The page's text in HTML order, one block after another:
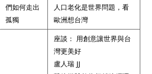
們如何走出
孤獨
人口老化是世界問題，看
歐洲想台灣
座談： 用創意讓世界與台
灣更美好
盧人瑞 JJ